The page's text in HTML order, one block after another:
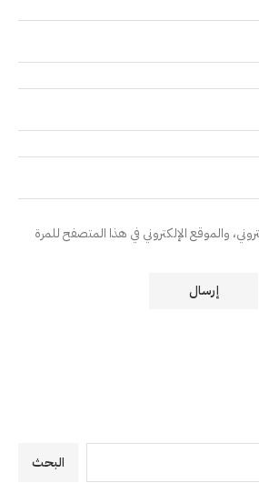
والموقع الإلكتروني في هذا المتصفح للمرة
البحث